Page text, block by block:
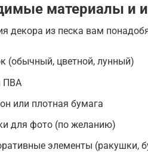
материалы и
декора из песка вам
(обычный, цветной, лунный)
ПВА
или плотная бумага
для фото (по желанию)
элементы (ракушки,